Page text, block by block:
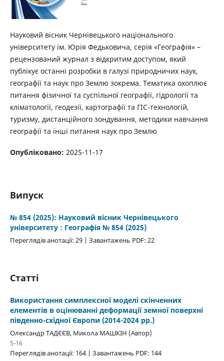
Науковий вісник Чернівецького національного
університету ім. Юрія Федьковича, серія «Географія» –
рецензований журнал з відкритим доступом, який
публікує останні розробки в галузі природничих наук,
географії та наук про Землю зокрема. Тематика охоплює
питання фізичної та суспільної географії, гідрології та
кліматології, геодезії, картографії та ГІС-технологій,
туризму, дистанційного зондування, методики навчання
географії та інші питання наук про Землю
Опубліковано: 2025-11-17
Випуск
№ 854 (2025): Науковий вісник Чернівецького
університету : Географія № 854 (2025)
Переглядів анотації: 29 | Завантажень PDF: 22
Статті
Використання симплексної моделі скінченних
елементів в оцінюванні деформації земної поверхні
південно-східної Європи (2014-2024 рр.)
Олександр ТАДЄЄВ, Микола МАШКІН (Автор)
5-16
Переглядів анотації: 164 | Завантажень PDF: 144